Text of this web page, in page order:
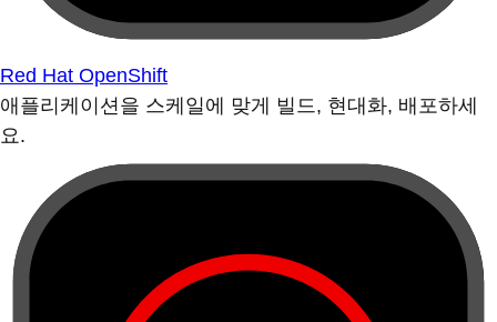
Red Hat OpenShift
애플리케이션을 스케일에 맞게 빌드, 현대화, 배포하세
요.